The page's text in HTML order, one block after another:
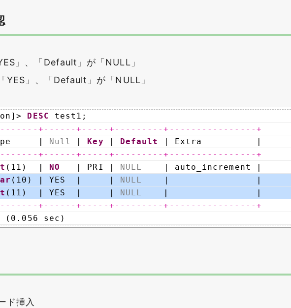
」、「Default」が「NULL」
YES」、「Default」が「NULL」
DESC
test1;
+------+-----+---------+----------------+
|
Null Key Default
| Extra          |
+------+-----+---------+----------------+
(11)  | NO | PRI | NULL
| auto_increment |
(10) | YES  |     | NULL
(11)  | YES  |     | NULL
+------+-----+---------+----------------+
(0.056 sec)
ド挿入